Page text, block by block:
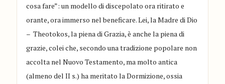
cosa fare”: un modello di discepolato ora ritirato e
orante, ora immerso nel beneficare. Lei, la Madre di Dio
– Theotokos, la piena di Grazia, è anche la piena di
grazie, colei che, secondo una tradizione popolare non
accolta nel Nuovo Testamento, ma molto antica
(almeno del II s.) ha meritato la Dormizione, ossia